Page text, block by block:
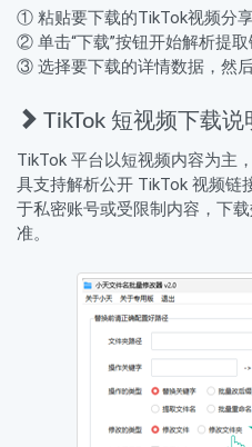
① 粘贴要下载的TikTok视频分
② 单击“下载”按钮开始解析提
③ 选择要下载的详情数据，然后
TikTok 短视频下载说
TikTok 平台以短视频内容为主
具支持解析公开 TikTok 视频链
于私密账号或受限制内容，下
准。